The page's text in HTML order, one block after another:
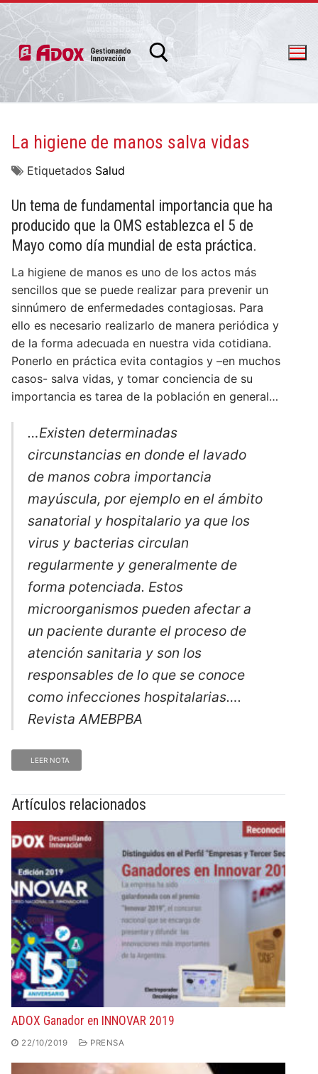
info@adox.com.ar whatsapp: 54 9 11 6230 2470
PRODUCTOS Y SERVICIOS
INSUMOS
Higiene de manos y piel
Desinfección
Detergentes
Accesorios
EQUIPAMIENTOS
Equipos para Control de infecciones
Máquinas de anestesia y Bombas de infusión
Agroindustriales
SISTEMAS
Accesibilidad, alerta, control, medición y
monitoreo
Software
SERVICIOS
Servicio técnico
Mapeo Térmico ::: NUEVO :::
Alquiler de máquinas de anestesia
DESARROLLOS
NOVEDADES
Videos
Videos de productos
Webinars
Tutoriales
Noticias de interés
Compromiso Social
Prensa
QUIENES SOMOS
Responsabilidad Social Empresaria
Premios
Contact us
La higiene de manos salva vidas
Etiquetados Salud
Un tema de fundamental importancia que ha
producido que la OMS establezca el 5 de
Mayo como día mundial de esta práctica.
La higiene de manos es uno de los actos más
sencillos que se puede realizar para prevenir un
sinnúmero de enfermedades contagiosas. Para
ello es necesario realizarlo de manera periódica y
de la forma adecuada en nuestra vida cotidiana.
Ponerlo en práctica evita contagios y –en muchos
casos- salva vidas, y tomar conciencia de su
importancia es tarea de la población en general…
…Existen determinadas
circunstancias en donde el lavado
de manos cobra importancia
mayúscula, por ejemplo en el ámbito
sanatorial y hospitalario ya que los
virus y bacterias circulan
regularmente y generalmente de
forma potenciada. Estos
microorganismos pueden afectar a
un paciente durante el proceso de
atención sanitaria y son los
responsables de lo que se conoce
como infecciones hospitalarias….
Revista AMEBPBA
LEER NOTA
Artículos relacionados
ADOX Ganador en INNOVAR 2019
22/10/2019 PRENSA